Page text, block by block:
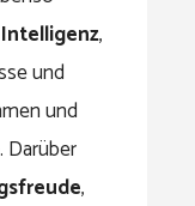
,
und
und
Darüber
,